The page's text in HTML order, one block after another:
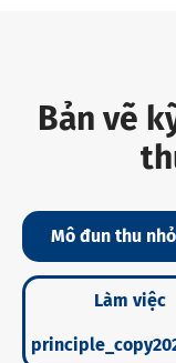
Bản vẽ
Mô đun thu nhỏ
Làm việc